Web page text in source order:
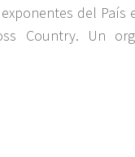
del País
Country. Un